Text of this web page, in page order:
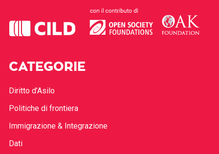
CATEGORIE
Diritto d’Asilo
Politiche di frontiera
Immigrazione & Integrazione
Dati